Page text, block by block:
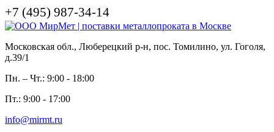
+7 (495) 987-34-14
Московская обл., Люберецкий р-н, пос. Томилино, ул. Гоголя,
д.39/1
Пн. – Чт.: 9:00 - 18:00
Пт.: 9:00 - 17:00
info@mirmt.ru